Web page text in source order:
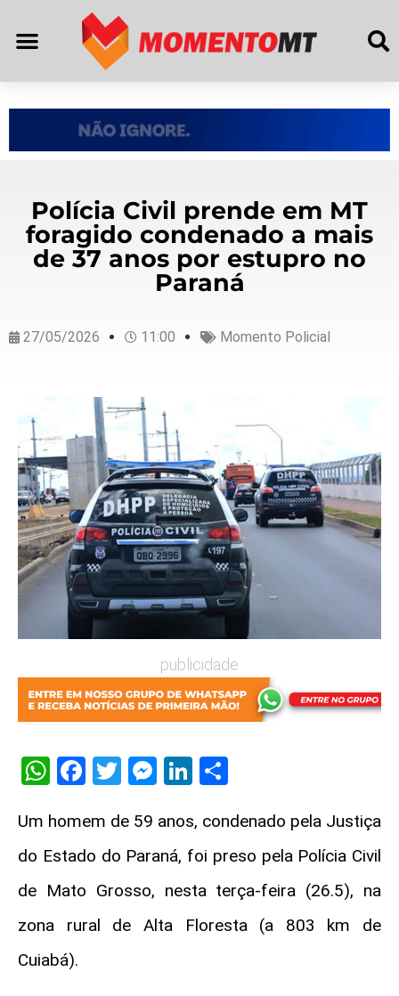
Polícia Civil prende em MT
foragido condenado a mais
de 37 anos por estupro no
Paraná
27/05/2026 11:00 Momento Policial
publicidade
WhatsApp
Facebook
Twitter
Messenger
LinkedIn
Um homem de 59 anos, condenado pela Justiça
do Estado do Paraná, foi preso pela Polícia Civil
de Mato Grosso, nesta terça-feira (26.5), na
zona rural de Alta Floresta (a 803 km de
Cuiabá).